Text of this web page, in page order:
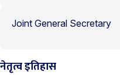
Joint General Secretary
नेतृत्व इतिहास